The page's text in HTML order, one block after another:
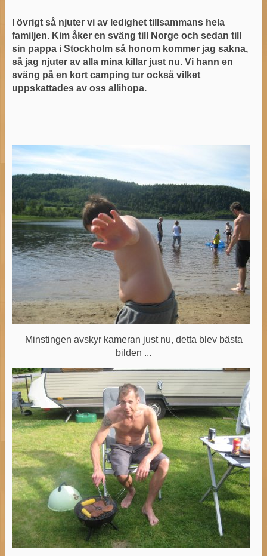
I övrigt så njuter vi av ledighet tillsammans hela
familjen. Kim åker en sväng till Norge och sedan till
sin pappa i Stockholm så honom kommer jag sakna,
så jag njuter av alla mina killar just nu. Vi hann en
sväng på en kort camping tur också vilket
uppskattades av oss allihopa.
Minstingen avskyr kameran just nu, detta blev bästa
bilden ...